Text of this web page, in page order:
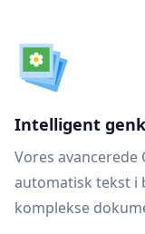
Intelligent
Vores
automatisk tekst i
komplekse